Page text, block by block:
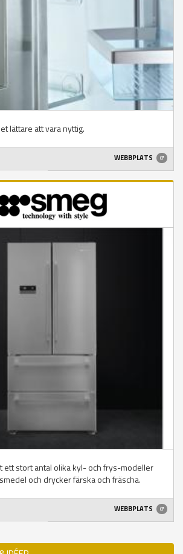
lättare att vara nyttig.
WEBBPLATS
ett stort antal olika kyl- och frys-modeller
och drycker färska och fräscha.
WEBBPLATS